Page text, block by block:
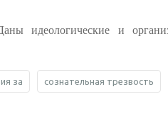
идеологические и
за сознательная трезвость